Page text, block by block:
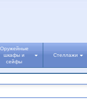
Оружейные
шкафы и
сейфы
Стеллажи